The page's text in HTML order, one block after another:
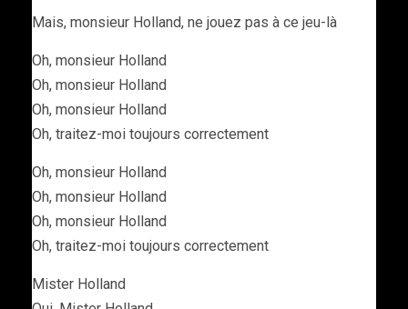
Mais, monsieur Holland, ne jouez pas à ce jeu-là
Oh, monsieur Holland
Oh, monsieur Holland
Oh, monsieur Holland
Oh, traitez-moi toujours correctement
Oh, monsieur Holland
Oh, monsieur Holland
Oh, monsieur Holland
Oh, traitez-moi toujours correctement
Mister Holland